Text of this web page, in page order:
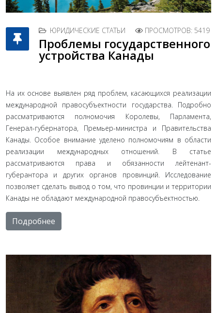
ЮРИДИЧЕСКИЕ СТАТЬИ ПРОСМОТРОВ: 5419
Проблемы государственного
устройства Канады
На их основе выявлен ряд проблем, касающихся реализации
международной правосубъектности государства. Подробно
рассматриваются полномочия Королевы, Парламента,
Генерал-губернатора, Премьер-министра и Правительства
Канады. Особое внимание уделено полномочиям в области
реализации международных отношений. В статье
рассматриваются права и обязанности лейтенант-
губерантора и других органов провинций. Исследование
позволяет сделать вывод о том, что провинции и территории
Канады не обладают международной правосубъектностью.
Подробнее